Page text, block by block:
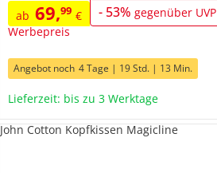
ab 69,99 € - 53%gegenüber UVP
Werbepreis
Angebot noch 4 Tage | 19 Std. | 13 Min.
Lieferzeit: bis zu 3 Werktage
John Cotton Kopfkissen Magicline